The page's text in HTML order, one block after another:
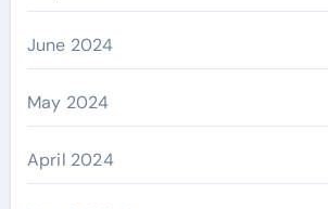
June 2024
May 2024
April 2024